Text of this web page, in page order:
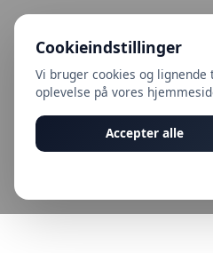
Cookieindstillinger
Vi bruger cookies og
oplevelse på vores
Accepter alle